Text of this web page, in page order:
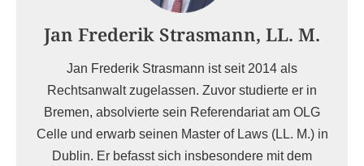
Jan Frederik Strasmann, LL. M.
Jan Frederik Strasmann ist seit 2014 als
Rechtsanwalt zugelassen. Zuvor studierte er in
Bremen, absolvierte sein Referendariat am OLG
Celle und erwarb seinen Master of Laws (LL. M.) in
Dublin. Er befasst sich insbesondere mit dem